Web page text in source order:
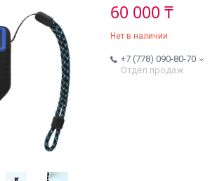
60 000 ₸
Нет в наличии
+7 (778) 090-80-70
Отдел продаж